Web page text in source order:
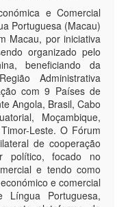
e Comercial
Portuguesa (Macau)
Macau, por iniciativa
organizado pelo
beneficiando da
Administrativa
com 9 Países de
Angola, Brasil, Cabo
Moçambique,
Leste. O Fórum
de cooperação
político, focado no
e tendo como
e comercial
Portuguesa,